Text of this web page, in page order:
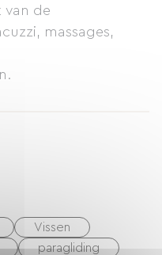
van de
massages,
Vissen
paragliding